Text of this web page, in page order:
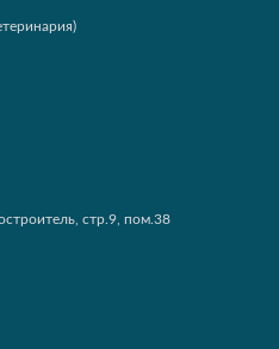
стр.9, пом.38